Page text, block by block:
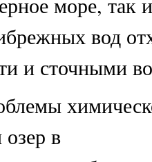
вод
и сточными
в